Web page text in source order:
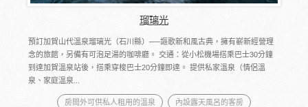
瑠璃光
預訂加賀山代溫泉瑠璃光（石川縣）──謳歌新和風古典，擁有嶄新經營理
念的旅館，另備有可泡足湯的咖啡廳。 交通：從小松機場搭乘巴士30分鐘
到達加賀溫泉站後，搭乘穿梭巴士20分鐘即達。 提供私家溫泉（情侶溫
泉、家庭溫泉...
房間外可供私人租用的溫泉 內設露天風呂的客房